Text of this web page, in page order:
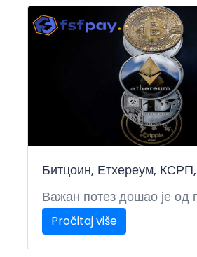
Битцоин, Етхереум, КСРП,
Важан потез дошао је од
Pročitaj više